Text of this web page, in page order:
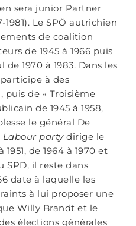
en sera junior Partner
1981). Le SPÖ autrichien
de coalition
de 1945 à 1966 puis
1970 à 1983. Dans les
participe à des
puis de « Troisième
de 1945 à 1958,
le général De
Labour partydirige le
de 1964 à 1970 et
SPD, il reste dans
date à laquelle les
à lui proposer une
Willy Brandt et le
élections générales